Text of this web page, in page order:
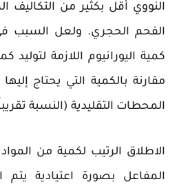
النووي أقل بكثير من التكاليف
الفحم الحجري. ولعل السبب
كمية اليورانيوم اللازمة لتوليد
مقارنة بالكمية التي يحتاج
المحطات التقليدية (النسبة تقريباً 10000/
الاطلاق الرتيب لكمية من
المفاعل بصورة اعتيادية